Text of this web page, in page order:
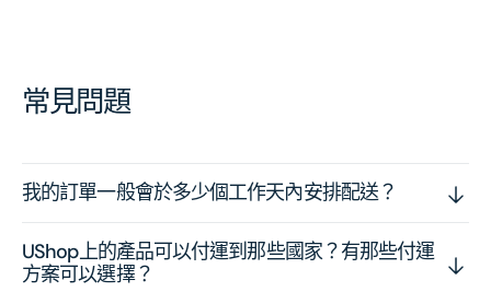
常見問題
我的訂單一般會於多少個工作天內安排配送？
UShop上的產品可以付運到那些國家？有那些付運
方案可以選擇？